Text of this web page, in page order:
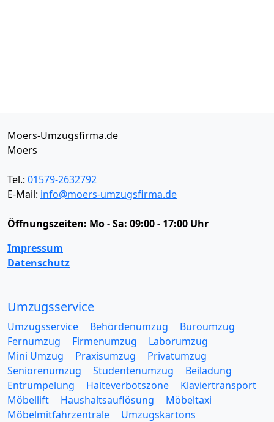
Moers-Umzugsfirma.de
Moers
Tel.: 01579-2632792
E-Mail: info@moers-umzugsfirma.de
Öffnungszeiten: Mo - Sa: 09:00 - 17:00 Uhr
Impressum
Datenschutz
Umzugsservice
Umzugsservice Behördenumzug
Büroumzug
Fernumzug
Firmenumzug
Laborumzug
Mini Umzug
Praxisumzug
Privatumzug
Seniorenumzug
Studentenumzug
Beiladung
Entrümpelung
Halteverbotszone
Klaviertransport
Möbellift
Haushaltsauflösung
Möbeltaxi
Möbelmitfahrzentrale
Umzugskartons